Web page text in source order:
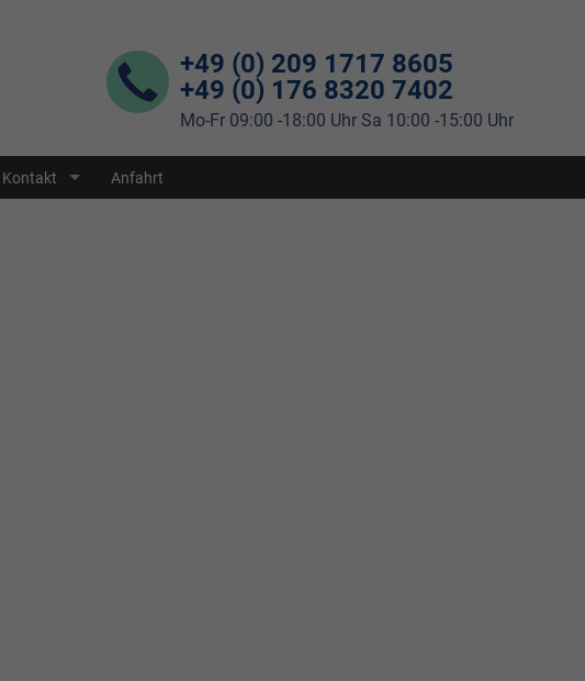
+49 (0) 209 1717 8605
+49 (0) 176 8320 7402
Mo-Fr 09:00 -18:00 Uhr Sa 10:00 -15:00 Uhr
Kontakt Anfahrt